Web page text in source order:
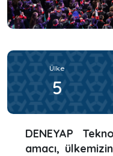
Ülke
5
DENEYAP
amacı,